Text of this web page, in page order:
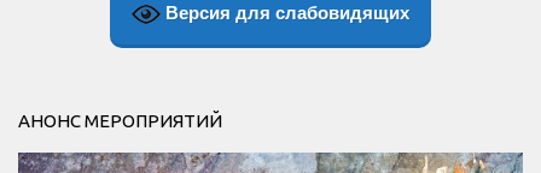
Независимая оценка качества
Версия для слабовидящих
АНОНС МЕРОПРИЯТИЙ